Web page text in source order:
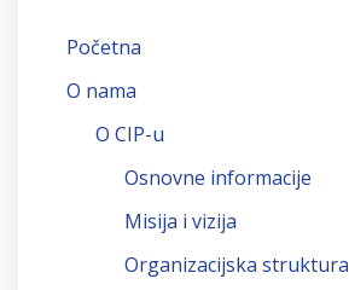
Početna
O nama
O CIP-u
Osnovne informacije
Misija i vizija
Organizacijska struktura